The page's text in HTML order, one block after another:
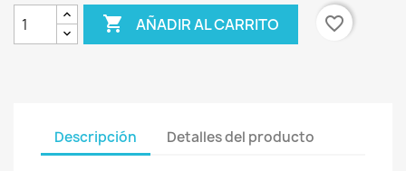
 AÑADIR AL CARRITO favorite_border
Descripción Detalles del producto